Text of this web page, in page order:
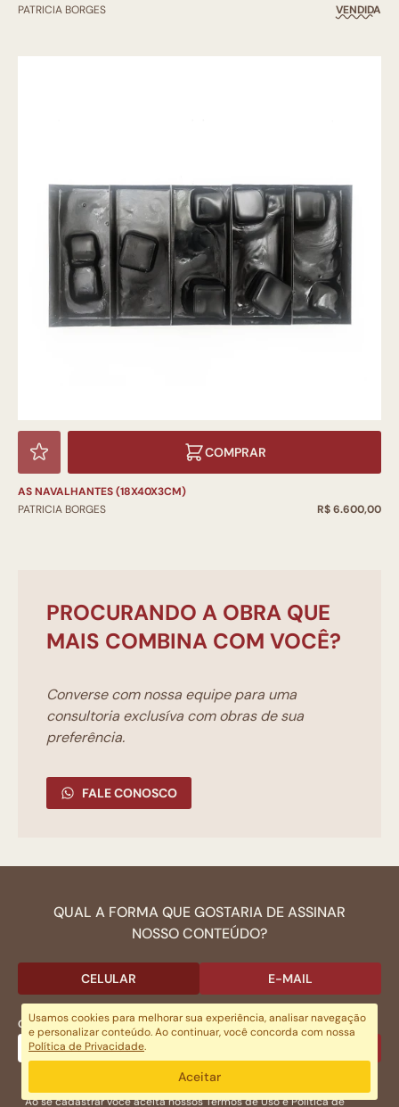
PATRICIA BORGES
VENDIDA
COMPRAR
AS NAVALHANTES (18X40X3CM)
PATRICIA BORGES
R$ 6.600,00
PROCURANDO A OBRA QUE
MAIS COMBINA COM VOCÊ?
Converse com nossa equipe para uma
consultoria exclusíva com obras de sua
preferência.
FALE CONOSCO
QUAL A FORMA QUE GOSTARIA DE ASSINAR
NOSSO CONTEÚDO?
CELULAR E-MAIL
CELULAR:
Ao se cadastrar você aceita nossosTermos de UsoePolitica de
Usamos cookies para melhorar sua experiência, analisar navegação
e personalizar conteúdo. Ao continuar, você concorda com nossa
Política de Privacidade.
Aceitar